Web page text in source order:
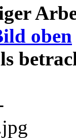
oben